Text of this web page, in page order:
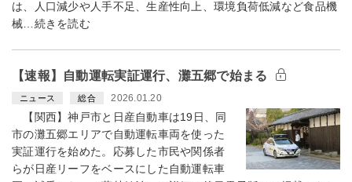
は、人口減少や人手不足、生産性向上、環境負荷低減など食品機
械…続きを読む
【速報】自動運転実証運行、灘五郷で始まる
ニュース 総合 2026.01.20
【関西】神戸市と日産自動車は19日、同
市の灘五郷エリアで自動運転車両を使った
実証運行を始めた。応募した市民や関係者
らが日産リーフをベースにした自動運転車